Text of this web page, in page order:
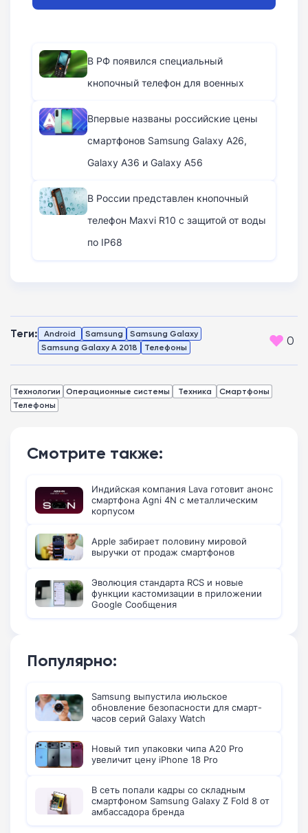
В РФ появился специальный
кнопочный телефон для военных
Впервые названы российские цены
смартфонов Samsung Galaxy A26,
Galaxy A36 и Galaxy A56
В России представлен кнопочный
телефон Maxvi R10 с защитой от воды
по IP68
Теги: Android Samsung
Samsung Galaxy
Samsung Galaxy A 2018
Телефоны 0
Технологии Операционные системы Техника
Смартфоны
Телефоны
Смотрите также:
Индийская компания Lava готовит анонс
смартфона Agni 4N с металлическим
корпусом
Apple забирает половину мировой
выручки от продаж смартфонов
Эволюция стандарта RCS и новые
функции кастомизации в приложении
Google Сообщения
Популярно:
Samsung выпустила июльское
обновление безопасности для смарт-
часов серий Galaxy Watch
Новый тип упаковки чипа A20 Pro
увеличит цену iPhone 18 Pro
В сеть попали кадры со складным
смартфоном Samsung Galaxy Z Fold 8 от
амбассадора бренда